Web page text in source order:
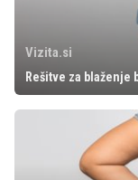
Vizita.si
Rešitve za blaženje